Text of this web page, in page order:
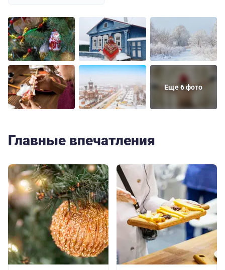
Еще 6 фото
Главные впечатления